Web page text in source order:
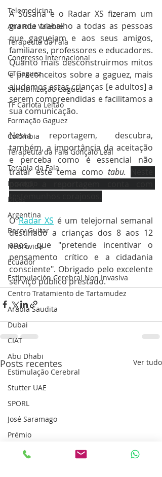
Telemedicina
Ana Rita Valente
Terapeuta da Fala
Congresso Internacional
CTGaguez
Sensibilização Gaguez
TF Carlota Leitão
Formação Gaguez
Colômbia
Terapeuta da Fala Gonçalo Leal
Terapia da Fala
Inovação
Dicas
Argentina
Barry Guitar
Neurovida
Ecuador
Estimulación Cerebral Non Invasiva
Centro Tratamiento de Tartamudez
Arábia Saudita
Dubai
CIAT
Abu Dhabi
Estimulação Cerebral
Stutter UAE
SPORL
José Saramago
Prémio
A Susana e o Radar XS fizeram um
grande trabalho a todas as pessoas
que gaguejam e aos seus amigos,
familiares, professores e educadores.
Quanto mais desconstruirmos mitos
e preconceitos sobre a gaguez, mais
ajudamos estas crianças [e adultos] a
serem compreendidas e facilitamos a
sua comunicação.
Nesta reportagem, descubra,
também, a importância da aceitação
e perceba como é essencial não
tratar este tema como tabu.
O Radar XS é um telejornal semanal
destinado a crianças dos 8 aos 12
anos, que "pretende incentivar o
pensamento crítico e a cidadania
consciente". Obrigado pelo excelente
serviço público prestado.
Posts recentes Ver tudo